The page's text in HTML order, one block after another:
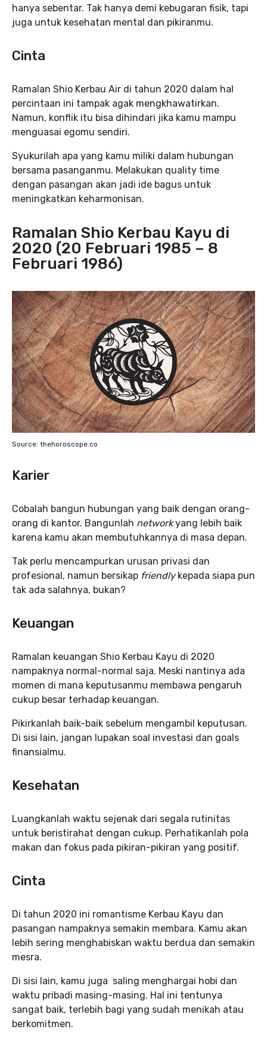
hanya sebentar. Tak hanya demi kebugaran fisik, tapi
juga untuk kesehatan mental dan pikiranmu.
Cinta
Ramalan Shio Kerbau Air di tahun 2020 dalam hal
percintaan ini tampak agak mengkhawatirkan.
Namun, konflik itu bisa dihindari jika kamu mampu
menguasai egomu sendiri.
Syukurilah apa yang kamu miliki dalam hubungan
bersama pasanganmu. Melakukan quality time
dengan pasangan akan jadi ide bagus untuk
meningkatkan keharmonisan.
Ramalan Shio Kerbau Kayu di
2020 (20 Februari 1985 – 8
Februari 1986)
Source: thehoroscope.co
Karier
Cobalah bangun hubungan yang baik dengan orang-
orang di kantor. Bangunlah networkyang lebih baik
karena kamu akan membutuhkannya di masa depan.
Tak perlu mencampurkan urusan privasi dan
profesional, namun bersikap friendlykepada siapa pun
tak ada salahnya, bukan?
Keuangan
Ramalan keuangan Shio Kerbau Kayu di 2020
nampaknya normal-normal saja. Meski nantinya ada
momen di mana keputusanmu membawa pengaruh
cukup besar terhadap keuangan.
Pikirkanlah baik-baik sebelum mengambil keputusan.
Di sisi lain, jangan lupakan soal investasi dan goals
finansialmu.
Kesehatan
Luangkanlah waktu sejenak dari segala rutinitas
untuk beristirahat dengan cukup. Perhatikanlah pola
makan dan fokus pada pikiran-pikiran yang positif.
Cinta
Di tahun 2020 ini romantisme Kerbau Kayu dan
pasangan nampaknya semakin membara. Kamu akan
lebih sering menghabiskan waktu berdua dan semakin
mesra.
Di sisi lain, kamu juga saling menghargai hobi dan
waktu pribadi masing-masing. Hal ini tentunya
sangat baik, terlebih bagi yang sudah menikah atau
berkomitmen.